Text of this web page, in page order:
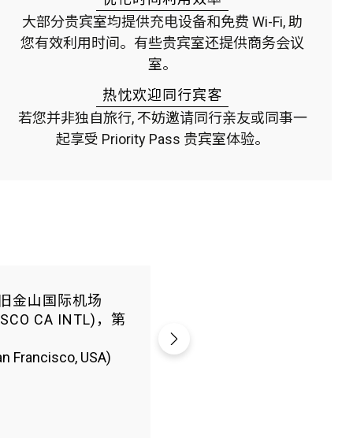
大部分贵宾室均提供充电设备和免费 Wi-Fi, 助
您有效利用时间。有些贵宾室还提供商务会议
室。
热忱欢迎同行宾客
若您并非独自旅行, 不妨邀请同行亲友或同事一
起享受 Priority Pass 贵宾室体验。
金山国际机场
CA INTL)，第
Francisco, USA)